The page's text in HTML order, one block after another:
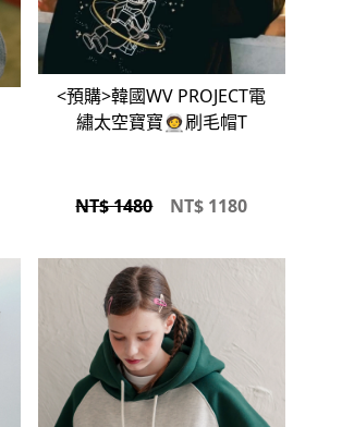
<預購>韓國WV PROJECT電
繡太空寶寶🧑‍🚀刷毛帽T
NT$ 1480 NT$ 1180